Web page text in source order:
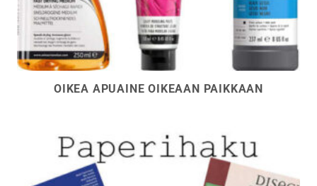
OIKEA APUAINE OIKEAAN PAIKKAAN